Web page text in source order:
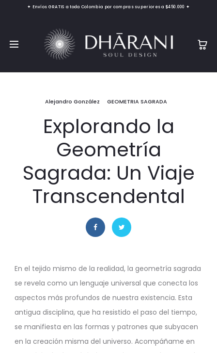
✦ Envíos GRATIS a toda Colombia por compras superiores a $450.000 ✦
Alejandro González GEOMETRIA SAGRADA
Explorando la
Geometría
Sagrada: Un Viaje
Transcendental
En el tejido mismo de la realidad, la geometría sagrada
se revela como un lenguaje universal que conecta los
aspectos más profundos de nuestra existencia. Esta
antigua disciplina, que ha resistido el paso del tiempo,
se manifiesta en las formas y patrones que subyacen
en la creación misma del universo. Acompáñame en